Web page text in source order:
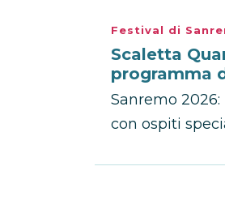
Festival di
Scaletta
programma
Sanremo
con ospiti